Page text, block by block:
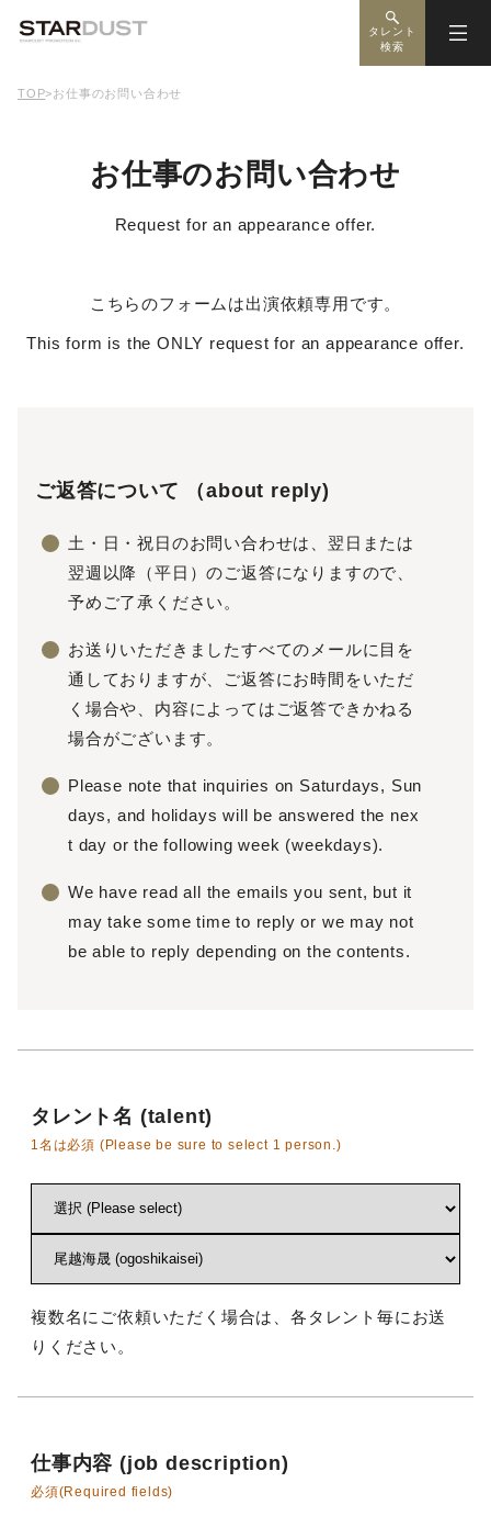
タレント
検索
TOP>お仕事のお問い合わせ
お仕事のお問い合わせ
Request for an appearance offer.
こちらのフォームは出演依頼専用です。
This form is the ONLY request for an appearance offer.
ご返答について （about reply)
土・日・祝日のお問い合わせは、翌日または
翌週以降（平日）のご返答になりますので、
予めご了承ください。
お送りいただきましたすべてのメールに目を
通しておりますが、ご返答にお時間をいただ
く場合や、内容によってはご返答できかねる
場合がございます。
Please note that inquiries on Saturdays, Sun
days, and holidays will be answered the nex
t day or the following week (weekdays).
We have read all the emails you sent, but it
may take some time to reply or we may not
be able to reply depending on the contents.
タレント名 (talent)
1名は必須 (Please be sure to select 1 person.)
複数名にご依頼いただく場合は、各タレント毎にお送
りください。
仕事内容 (job description)
必須(Required fields)